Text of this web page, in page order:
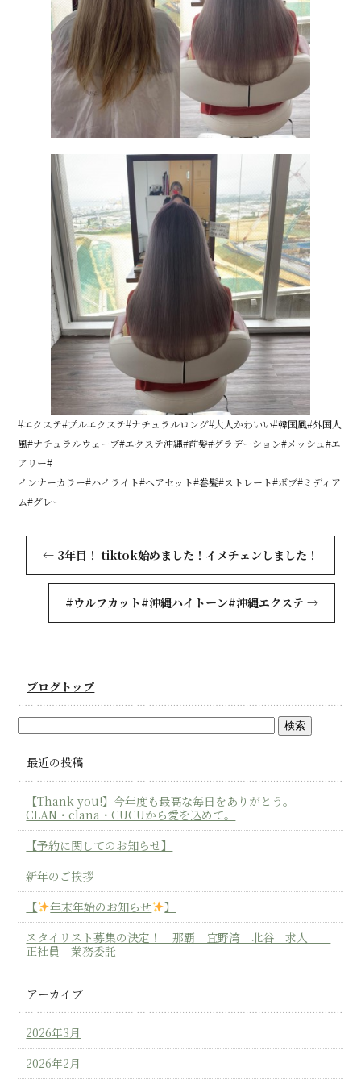
#エクステ#プルエクステ#ナチュラルロング#大人かわいい#韓国風#外国人
風#ナチュラルウェーブ#エクステ沖縄#前髪#グラデーション#メッシュ#エ
アリー#
インナーカラー#ハイライト#ヘアセット#巻髪#ストレート#ボブ#ミディア
ム#グレー
← 3年目！ tiktok始めました！イメチェンしました！
#ウルフカット#沖縄ハイトーン#沖縄エクステ →
ブログトップ
最近の投稿
【Thank you!】今年度も最高な毎日をありがとう。
CLAN・clana・CUCUから愛を込めて。
【予約に関してのお知らせ】
新年のご挨拶
【
年末年始のお知らせ
】
スタイリスト募集の決定！ 那覇 宜野湾 北谷 求人
正社員 業務委託
アーカイブ
2026年3月
2026年2月